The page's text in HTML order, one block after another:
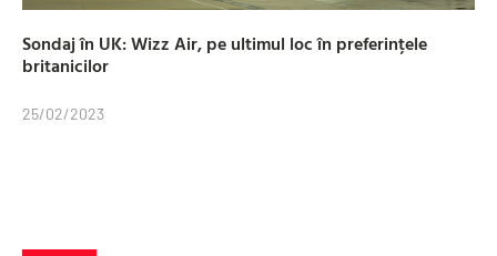
Sondaj în UK: Wizz Air, pe ultimul loc în preferințele
britanicilor
25/02/2023